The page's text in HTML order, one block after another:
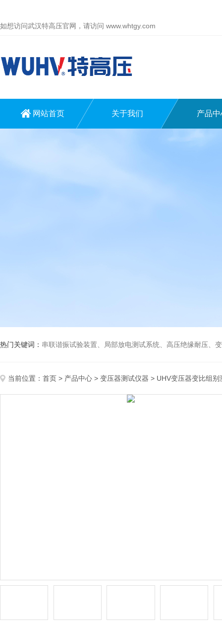
如想访问武汉特高压官网，请访问 www.whtgy.com
网站首页 关于我们 产品中
热门关键词： 串联谐振试验装置、局部放电测试系统、高压绝缘耐压、变
当前位置： 首页 > 产品中心 > 变压器测试仪器 > UHV变压器变比组别